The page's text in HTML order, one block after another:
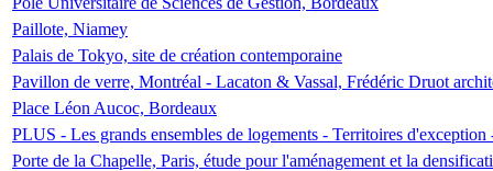
Paillote, Niamey
Palais de Tokyo, site de création contemporaine
Pavillon de verre, Montréal - Lacaton & Vassal, Frédéric Druot
Place Léon Aucoc, Bordeaux
PLUS - Les grands ensembles de logements - Territoires
Porte de la Chapelle, Paris, étude pour l'aménagement et la